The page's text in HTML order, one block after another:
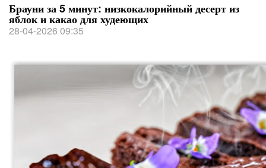
Брауни за 5 минут: низкокалорийный десерт из
яблок и какао для худеющих
28-04-2026 09:35